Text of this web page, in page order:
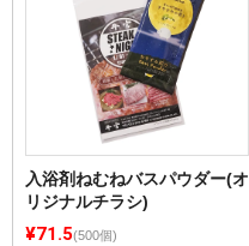
入浴剤ねむねバスパウダー(オ
リジナルチラシ)
¥71.5(500個)